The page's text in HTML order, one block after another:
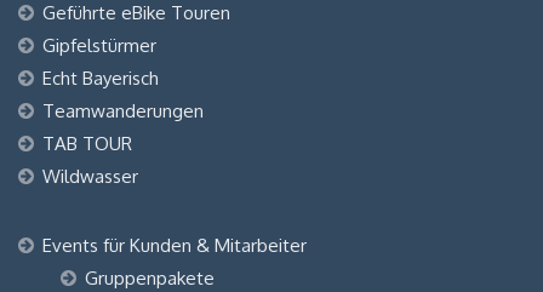
Geführte eBike Touren
Gipfelstürmer
Echt Bayerisch
Teamwanderungen
TAB TOUR
Wildwasser
Events für Kunden & Mitarbeiter
Gruppenpakete